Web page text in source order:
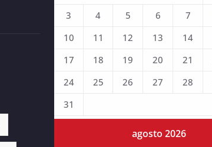
agosto 2026
3
4 5 6 7
10
11 12 13 14
17
18 19 20 21
24
25 26 27 28
31